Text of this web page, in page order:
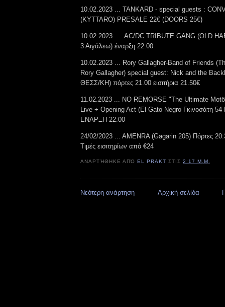
10.02.2023 ... TANKARD - special guests :
(KYTTARO) PRESALE 22€ (DOORS 25€)
10.02.2023 ... AC/DC TRIBUTE GANG (OLD
3 Αιγάλεω) έναρξη 22.00
10.02.2023 ... Rory Gallagher-Band of Friends
Rory Gallagher) special guest: Nick and the
ΘΕΣΣ/ΚΗ) πόρτες 21.00 εισιτήρια 21.50€
11.02.2023 ... NO REMORSE "The Ultimate
Live + Opening Act (El Gato Negro Γκινοσάτη
ΕΝΑΡΞΗ 22.00
24/02/2023 ... AMENRA (Gagarin 205) Πόρτες
Τιμές εισιτηρίων από €24
ΑΝΑΡΤΉΘΗΚΕ ΑΠΌEL PRAKT ΣΤΙΣ2:17 Μ.Μ.
Νεότερη ανάρτηση Αρχική σελίδα